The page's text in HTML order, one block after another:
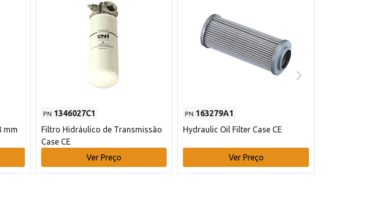
mm
PN 1346027C1
Filtro Hidráulico de Transmissão
Case CE
Ver Preço
PN 163279A1
Hydraulic Oil Filter Case CE
Ver Preço